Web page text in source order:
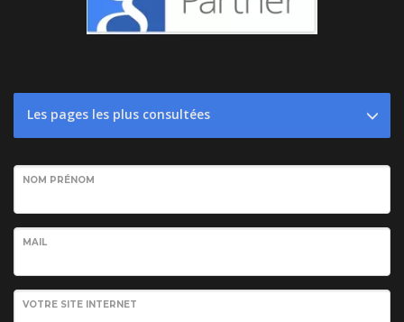
Les pages les plus consultées
NOM PRÉNOM
MAIL
VOTRE SITE INTERNET